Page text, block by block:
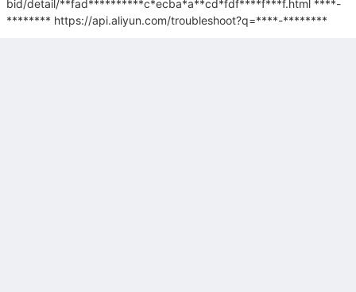
bid/detail/**fad**********c*ecba*a**cd*fdf****f***f.html ****-
******** https://api.aliyun.com/troubleshoot?q=****-********